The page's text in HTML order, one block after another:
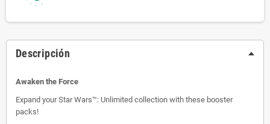
Descripción
Awaken the Force
Expand your Star Wars™: Unlimited collection with these booster
packs!